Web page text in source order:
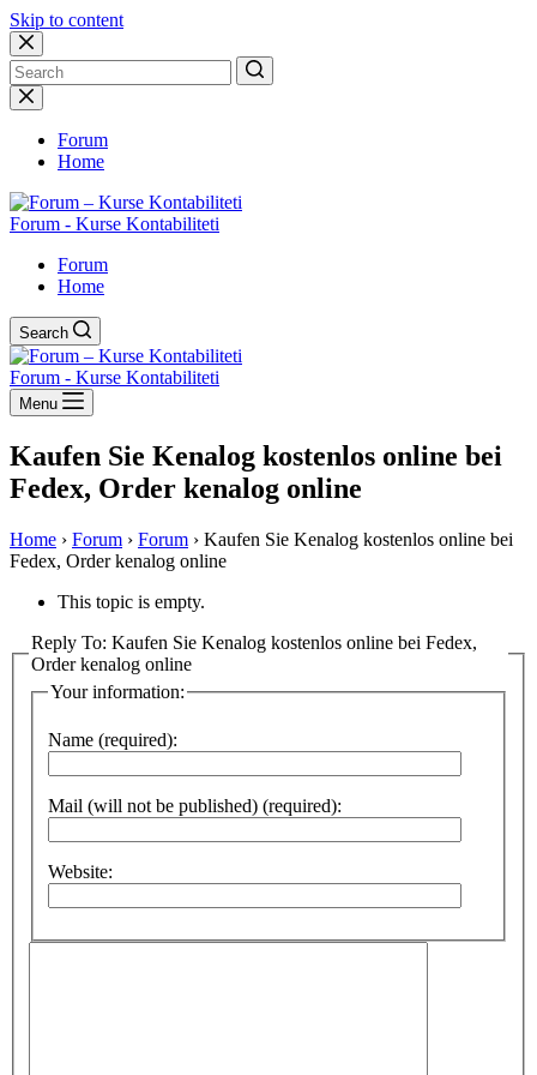
Skip to content
No
results
Forum
Home
Forum - Kurse Kontabiliteti
Forum
Home
Search
Forum - Kurse Kontabiliteti
Menu
Kaufen Sie Kenalog kostenlos online bei
Fedex, Order kenalog online
Home › Forum › Forum › Kaufen Sie Kenalog kostenlos online bei
Fedex, Order kenalog online
This topic is empty.
Reply To: Kaufen Sie Kenalog kostenlos online bei Fedex,
Order kenalog online
Your information:
Name (required):
Mail (will not be published) (required):
Website: